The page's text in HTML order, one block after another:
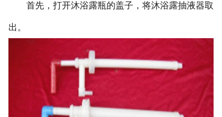
首先，打开沐浴露瓶的盖子，将沐浴露抽液器取
出。